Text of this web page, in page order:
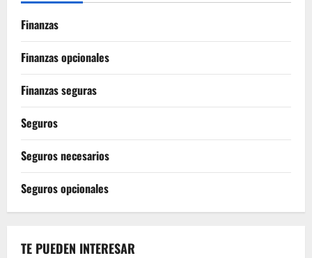
Finanzas
Finanzas opcionales
Finanzas seguras
Seguros
Seguros necesarios
Seguros opcionales
TE PUEDEN INTERESAR